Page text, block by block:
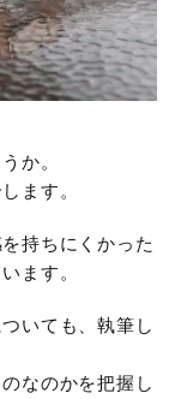
か。
ます。
持ちにくかった
ます。
いても、執筆し
なのかを把握し